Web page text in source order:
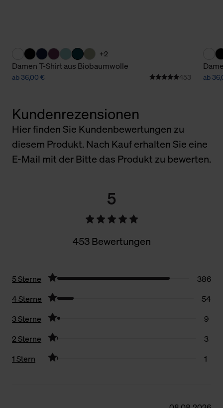
+2
Damen T-Shirt aus Biobaumwolle
ab 36,00 € 453 ab
Kundenrezensionen
Hier finden Sie Kundenbewertungen zu
diesem Produkt. Nach Kauf erhalten Sie eine
E-Mail mit der Bitte das Produkt zu bewerten.
5
453 Bewertungen
5 Sterne
386
4 Sterne
54
3 Sterne
9
2 Sterne
3
1 Stern
1